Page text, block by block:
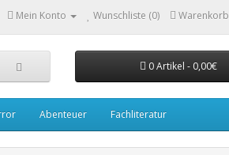
Mein Konto Wunschliste (0) Warenkorb
0 Artikel - 0,00€
Abenteuer Fachliteratur